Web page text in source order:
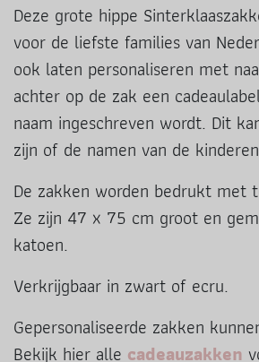
Deze grote hippe
voor de liefste families van
ook laten personaliseren met
achter op de zak een
naam ingeschreven wordt. Dit
zijn of de namen van de
De zakken worden bedrukt met
Ze zijn 47 x 75 cm groot en
katoen.
Verkrijgbaar in zwart of ecru.
Gepersonaliseerde zakken
Bekijk hier alle cadeauzakken